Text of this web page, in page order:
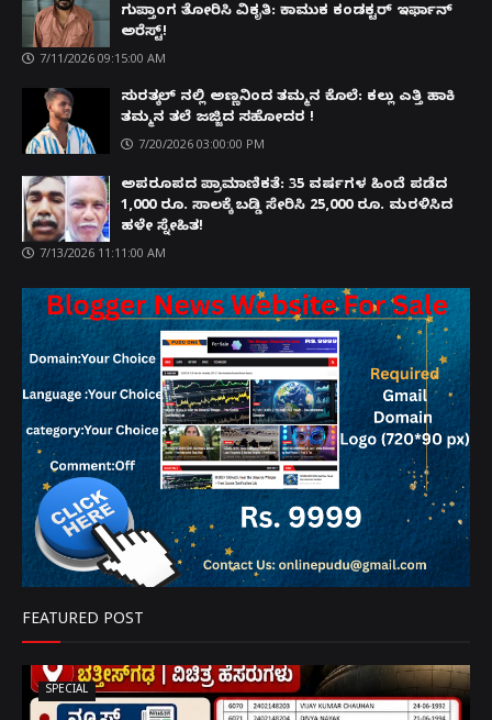
ಗುಪ್ತಾಂಗ ತೋರಿಸಿ ವಿಕೃತಿ: ಕಾಮುಕ ಕಂಡಕ್ಟರ್ ಇರ್ಫಾನ್
ಅರೆಸ್ಟ್!
7/11/2026 09:15:00 AM
ಸುರತ್ಕಲ್ ನಲ್ಲಿ ಅಣ್ಣನಿಂದ ತಮ್ಮನ ಕೊಲೆ: ಕಲ್ಲು ಎತ್ತಿ ಹಾಕಿ
ತಮ್ಮನ ತಲೆ ಜಜ್ಜಿದ ಸಹೋದರ !
7/20/2026 03:00:00 PM
ಅಪರೂಪದ ಪ್ರಾಮಾಣಿಕತೆ: 35 ವರ್ಷಗಳ ಹಿಂದೆ ಪಡೆದ
1,000 ರೂ. ಸಾಲಕ್ಕೆ ಬಡ್ಡಿ ಸೇರಿಸಿ 25,000 ರೂ. ಮರಳಿಸಿದ
ಹಳೇ ಸ್ನೇಹಿತ!
7/13/2026 11:11:00 AM
FEATURED POST
SPECIAL